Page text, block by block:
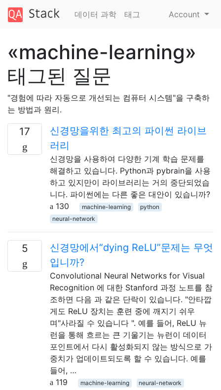
데이터 과학 태그 Account
«machine-learning»
태그된 질문
"경험에 따라 자동으로 개선되는 컴퓨터 시스템"을 구축하
는 방법과 원리.
17
신경망을위한 최고의 파이썬 라이브
러리
신경망을 사용하여 다양한 기계 학습 문제를
해결하고 있습니다. Python과 pybrain을 사용
하고 있지만이 라이브러리는 거의 중단되었습
니다. 파이썬에는 다른 좋은 대안이 있습니까?
130
machine-learning
python
neural-network
5
신경망에서“dying ReLU”문제는 무엇
입니까?
Convolutional Neural Networks for Visual
Recognition 에 대한 Stanford 과정 노트를 참
조하면 다음 과 같은 단락이 있습니다. "안타깝
게도 ReLU 장치는 훈련 중에 깨지기 쉬우
며"사라질 수 있습니다 ". 예를 들어, ReLU 뉴
런을 통해 흐르는 큰 기울기는 뉴런이 데이터
포인트에서 다시 활성화되지 않는 방식으로 가
중치가 업데이트되도록 할 수 있습니다. 예를
들어, …
119
machine-learning
neural-network